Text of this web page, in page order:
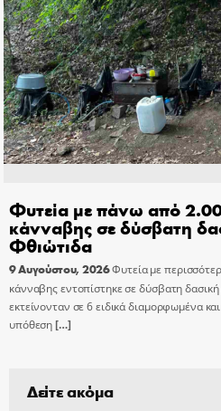
Φυτεία με πάνω από
κάνναβης σε δύσβατη
Φθιώτιδα
9 Αυγούστου, 2026Φυτεία με
κάνναβης εντοπίστηκε σε δύσβατη
εκτείνονταν σε 6 ειδικά διαμορφωμένα
υπόθεση[…]
Δείτε ακόμα